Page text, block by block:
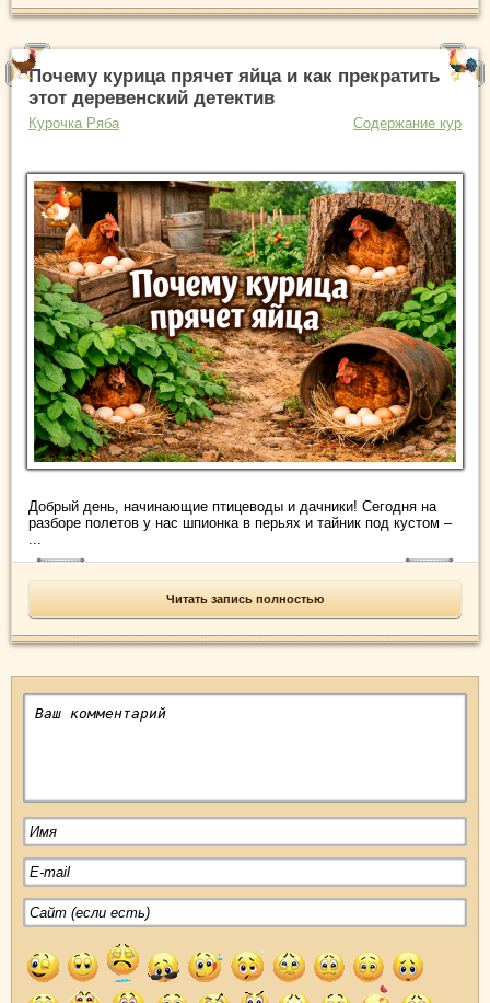
Почему курица прячет яйца и как прекратить
этот деревенский детектив
Курочка Ряба Содержание кур
Добрый день, начинающие птицеводы и дачники! Сегодня на
разборе полетов у нас шпионка в перьях и тайник под кустом –
...
Читать запись полностью